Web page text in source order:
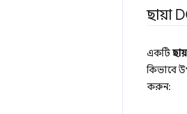
ছায়া
একটি
কিভাবে
করুন: